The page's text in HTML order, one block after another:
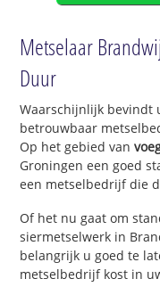
Metselaar
Duur
Waarschijnlijk bevindt
betrouwbaar
Op het gebied van
Groningen een goed
een metselbedrijf die
Of het nu gaat om
siermetselwerk in
belangrijk u goed te
metselbedrijf kost in